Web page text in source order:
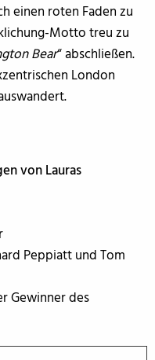
einen roten Faden zu
Motto treu zu
Bear“ abschließen.
London
von Lauras
Peppiatt und Tom
Gewinner des